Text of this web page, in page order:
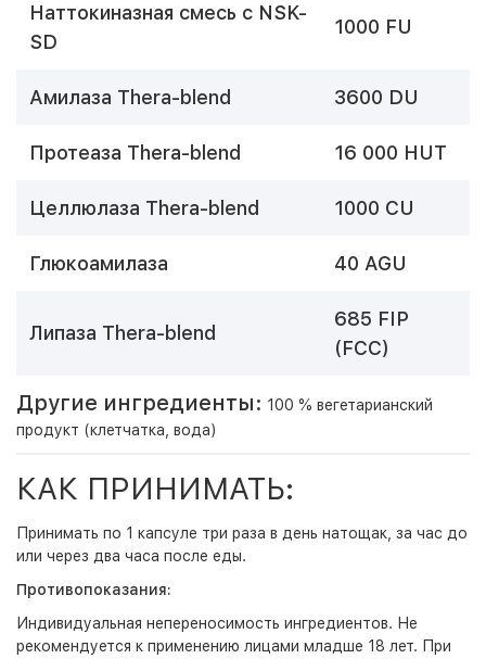
Наттокиназная смесь с NSK-
SD
1000 FU
Амилаза Thera-blend 3600 DU
Протеаза Thera-blend 16 000 HUT
Целлюлаза Thera-blend 1000 CU
Глюкоамилаза 40 AGU
Липаза Thera-blend
685 FIP
(FCC)
Другие ингредиенты: 100 % вегетарианский
продукт (клетчатка, вода)
КАК ПРИНИМАТЬ:
Принимать по 1 капсуле три раза в день натощак, за час до
или через два часа после еды.
Противопоказания:
Индивидуальная непереносимость ингредиентов. Не
рекомендуется к применению лицами младше 18 лет. При